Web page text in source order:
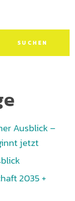
SUCHEN
Ausblick –
jetzt
2035 +